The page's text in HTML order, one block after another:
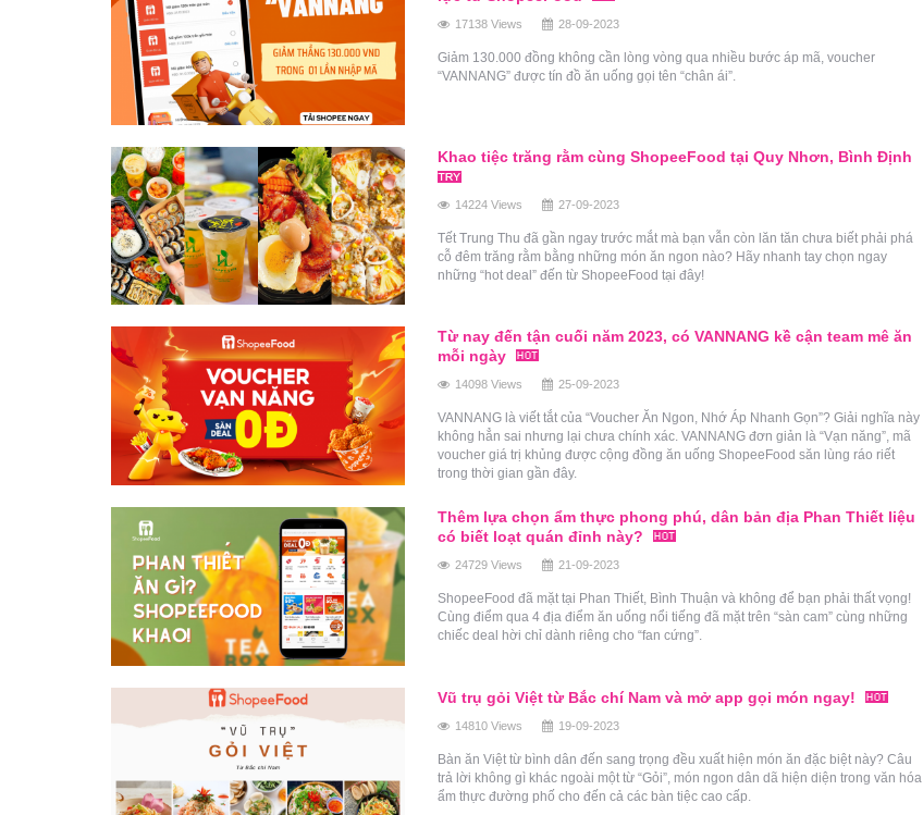
17138 Views 28-09-2023
Giảm 130.000 đồng không cần lòng vòng qua nhiều bước áp mã, voucher
“VANNANG” được tín đồ ăn uống gọi tên “chân ái”.
Khao tiệc trăng rằm cùng ShopeeFood tại Quy Nhơn, Bình Định
14224 Views 27-09-2023
Tết Trung Thu đã gần ngay trước mắt mà bạn vẫn còn lăn tăn chưa biết phải phá
cỗ đêm trăng rằm bằng những món ăn ngon nào? Hãy nhanh tay chọn ngay
những “hot deal” đến từ ShopeeFood tại đây!
Từ nay đến tận cuối năm 2023, có VANNANG kề cận team mê ăn
mỗi ngày
14098 Views 25-09-2023
VANNANG là viết tắt của “Voucher Ăn Ngon, Nhớ Áp Nhanh Gọn”? Giải nghĩa này
không hẳn sai nhưng lại chưa chính xác. VANNANG đơn giản là “Vạn năng”, mã
voucher giá trị khủng được cộng đồng ăn uống ShopeeFood săn lùng ráo riết
trong thời gian gần đây.
Thêm lựa chọn ẩm thực phong phú, dân bản địa Phan Thiết liệu
có biết loạt quán đỉnh này?
24729 Views 21-09-2023
ShopeeFood đã mặt tại Phan Thiết, Bình Thuận và không để bạn phải thất vọng!
Cùng điểm qua 4 địa điểm ăn uống nổi tiếng đã mặt trên “sàn cam” cùng những
chiếc deal hời chỉ dành riêng cho “fan cứng”.
Vũ trụ gỏi Việt từ Bắc chí Nam và mở app gọi món ngay!
14810 Views 19-09-2023
Bàn ăn Việt từ bình dân đến sang trọng đều xuất hiện món ăn đặc biệt này? Câu
trả lời không gì khác ngoài một từ “Gỏi”, món ngon dân dã hiện diện trong văn hóa
ẩm thực đường phố cho đến cả các bàn tiệc cao cấp.